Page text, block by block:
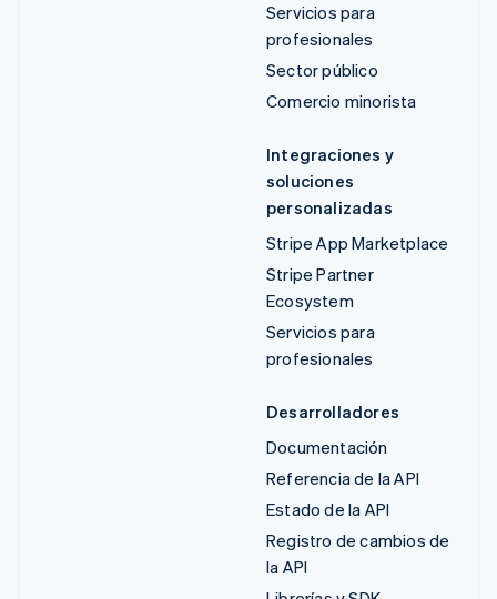
Servicios para
profesionales
Sector público
Comercio minorista
Integraciones y
soluciones
personalizadas
Stripe App Marketplace
Stripe Partner
Ecosystem
Servicios para
profesionales
Desarrolladores
Documentación
Referencia de la API
Estado de la API
Registro de cambios de
la API